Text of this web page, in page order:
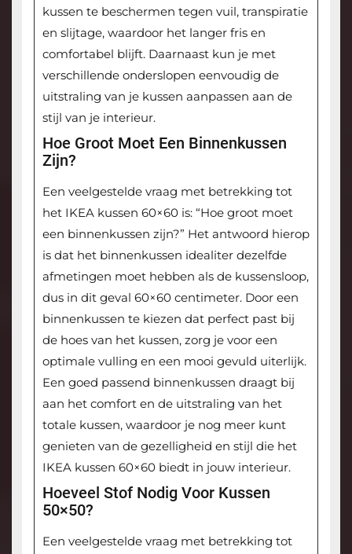
kussen te beschermen tegen vuil, transpiratie
en slijtage, waardoor het langer fris en
comfortabel blijft. Daarnaast kun je met
verschillende onderslopen eenvoudig de
uitstraling van je kussen aanpassen aan de
stijl van je interieur.
Hoe Groot Moet Een Binnenkussen
Zijn?
Een veelgestelde vraag met betrekking tot
het IKEA kussen 60×60 is: “Hoe groot moet
een binnenkussen zijn?” Het antwoord hierop
is dat het binnenkussen idealiter dezelfde
afmetingen moet hebben als de kussensloop,
dus in dit geval 60×60 centimeter. Door een
binnenkussen te kiezen dat perfect past bij
de hoes van het kussen, zorg je voor een
optimale vulling en een mooi gevuld uiterlijk.
Een goed passend binnenkussen draagt bij
aan het comfort en de uitstraling van het
totale kussen, waardoor je nog meer kunt
genieten van de gezelligheid en stijl die het
IKEA kussen 60×60 biedt in jouw interieur.
Hoeveel Stof Nodig Voor Kussen
50×50?
Een veelgestelde vraag met betrekking tot